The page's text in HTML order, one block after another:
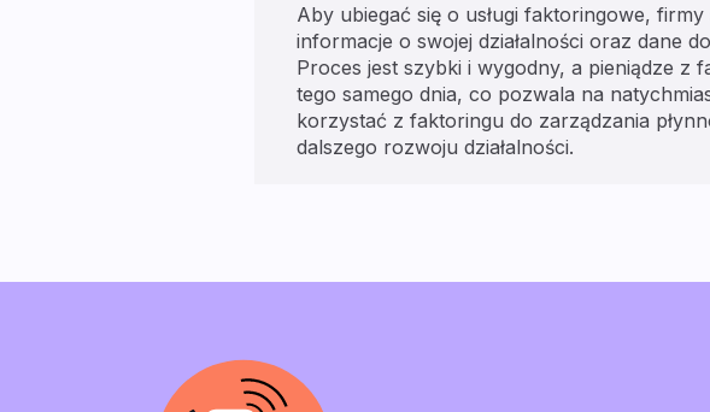
Aby ubiegać się o usługi faktoringowe,
informacje o swojej działalności oraz dane
Proces jest szybki i wygodny, a pieniądze
tego samego dnia, co pozwala na
korzystać z faktoringu do zarządzania
dalszego rozwoju działalności.